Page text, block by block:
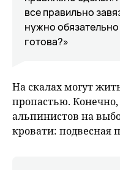
все правильно
нужно
готова?»
На скалах могут
пропастью. Конечно,
альпинистов на
кровати: подвесная